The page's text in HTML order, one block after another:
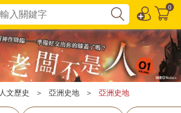
0
人文歷史 ＞ 亞洲史地 ＞ 亞洲史地